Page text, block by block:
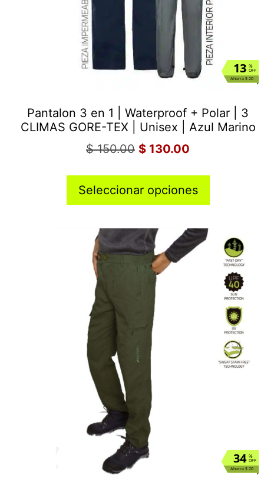
%
OFF
13
Ahorra $ 20
Pantalon 3 en 1 | Waterproof + Polar | 3
CLIMAS GORE-TEX | Unisex | Azul Marino
$150.00 $ 130.00
Seleccionar opciones
%
OFF
34
Ahorra $ 20